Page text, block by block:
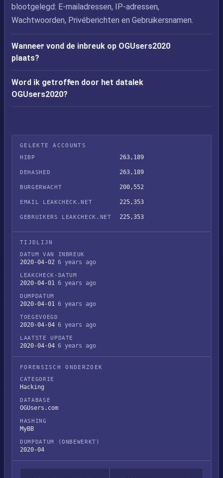
blootgelegd: E-mailadressen, IP-adressen,
Wachtwoorden, Privéberichten en Gebruikersnamen.
Wanneer vond de inbreuk op OGUsers2020
plaats?
Word ik getroffen door het datalek
OGUsers2020?
GELEKTE ACCOUNTS
HIBP
263,189
DEHASHED 263,189
BURGERWACHT 200,552
EMAIL LEAKCHECK.NET 225,353
GEBRUIKERS LEAKCHECK.NET 225,353
TIJDLIJN
DATUM VAN INBREUK
2020-04-02 6 years ago
LEAKCHECK-DATUM
2020-04-01 6 years ago
DUMPDATUM
2020-04-01 6 years ago
TOEGEVOEGD
2020-04-04 6 years ago
LAATSTE UPDATE
2020-04-04 6 years ago
FORENSISCH ONDERZOEK
CATEGORIE
Hacking
DATABASE
OGUsers.com
HASHING
MyBB
DUMPDATUM (ONBEWERKT)
2020-04